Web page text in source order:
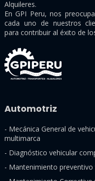
Alquileres.
En GPI Peru, nos
cada uno de nuestros
para contribuir al éxito de
Automotriz
- Mecánica General de
multimarca
- Diagnóstico vehicular
- Mantenimiento preventivo